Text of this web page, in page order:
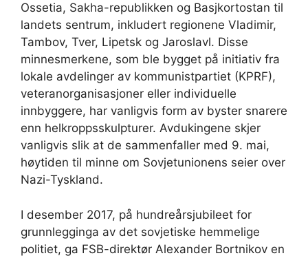
Ossetia, Sakha-republikken og Basjkortostan til
landets sentrum, inkludert regionene Vladimir,
Tambov, Tver, Lipetsk og Jaroslavl. Disse
minnesmerkene, som ble bygget på initiativ fra
lokale avdelinger av kommunistpartiet (KPRF),
veteranorganisasjoner eller individuelle
innbyggere, har vanligvis form av byster snarere
enn helkroppsskulpturer. Avdukingene skjer
vanligvis slik at de sammenfaller med 9. mai,
høytiden til minne om Sovjetunionens seier over
Nazi-Tyskland.
I desember 2017, på hundreårsjubileet for
grunnlegginga av det sovjetiske hemmelige
politiet, ga FSB-direktør Alexander Bortnikov en